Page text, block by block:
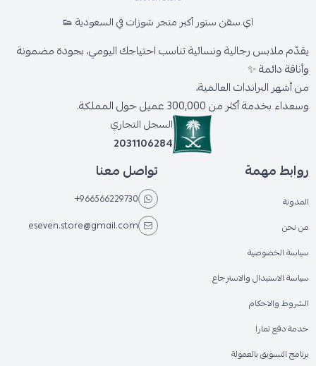
اي سفن ستور أكبر متجر شوزات في السعودية 👟
يقدّم ملابس رجالية ونسائية تناسب احتياجك اليومي، بجودة مضمونة
وأناقة دائمة ✨
من أشهر البراندات العالمية،
وسعداء بخدمة أكثر من 300,000 عميل حول المملكة.
السجل التجاري
2031106284
روابط مهمة
المدونة
من نحن
سياسة الخصوصية
سياسة الاستبدال والاسترجاع
الشروط والاحكام
خدمة دفع تمارا
برنامج التسويق بالعمولة
تواصل معنا
+966566229730
eseven.store@gmail.com